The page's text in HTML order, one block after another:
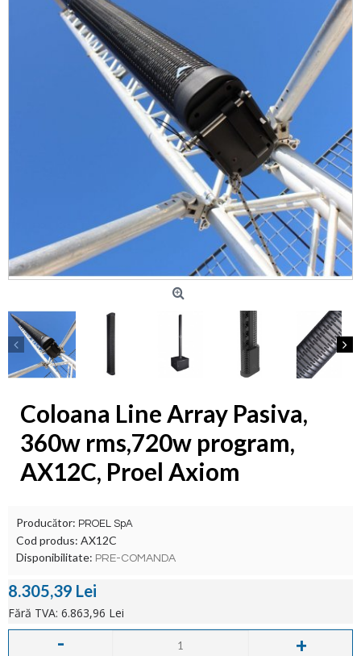
Coloana Line Array Pasiva,
360w rms,720w program,
AX12C, Proel Axiom
Producător: PROEL SpA
Cod produs: AX12C
Disponibilitate: PRE-COMANDA
8.305,39 Lei
Fără TVA: 6.863,96 Lei
- +